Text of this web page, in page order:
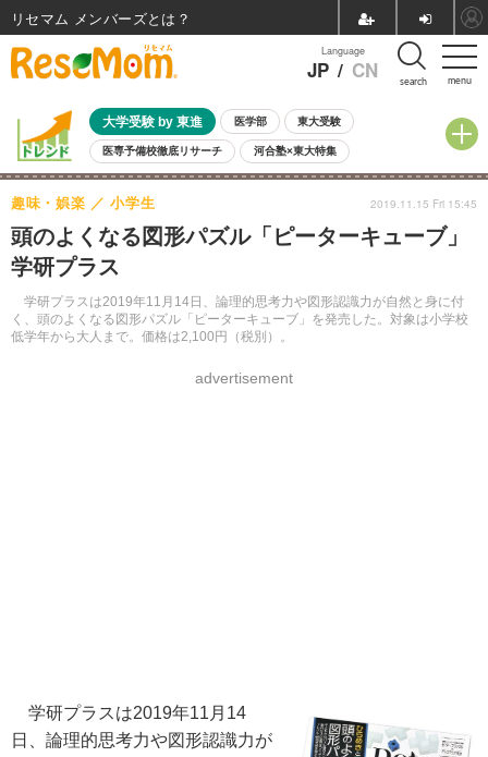
menu
Language
JP / CN search
大学受験 by 東進 医学部 東大受験
医専予備校徹底リサーチ 河合塾×東大特集
親子で考える大学選び 高校受験 中学受験 小学校受験
共通テスト 夏休み
8月開催イベント・WS 全国公立高校 過去問 人気記事
自由研究教材（小学生向け）
頭のよくなる図形パズル「ピーターキューブ」
学研プラス
学研プラスは2019年11月14日、論理的思考力や図形認識力が自然と身に付
く、頭のよくなる図形パズル「ピーターキューブ」を発売した。対象は小学校
低学年から大人まで。価格は2,100円（税別）。
趣味・娯楽 小学生
advertisement
2019.11.15 Fri 15:45
学研プラスは2019年11月14
日、論理的思考力や図形認識力が
リセマム メンバーズ